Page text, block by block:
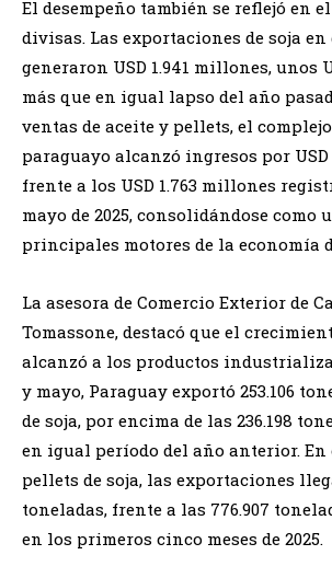
El desempeño también se reflejó en
divisas. Las exportaciones de soja en
generaron USD 1.941 millones, unos
más que en igual lapso del año
ventas de aceite y pellets, el
paraguayo alcanzó ingresos por
frente a los USD 1.763 millones
mayo de 2025, consolidándose como
principales motores de la economía
La asesora de Comercio Exterior de
Tomassone, destacó que el
alcanzó a los productos
y mayo, Paraguay exportó 253.106
de soja, por encima de las 236.198
en igual período del año anterior. En
pellets de soja, las exportaciones
toneladas, frente a las 776.907
en los primeros cinco meses de 2025.